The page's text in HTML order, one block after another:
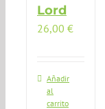
Lord
26,00 €
Añadir
al
carrito